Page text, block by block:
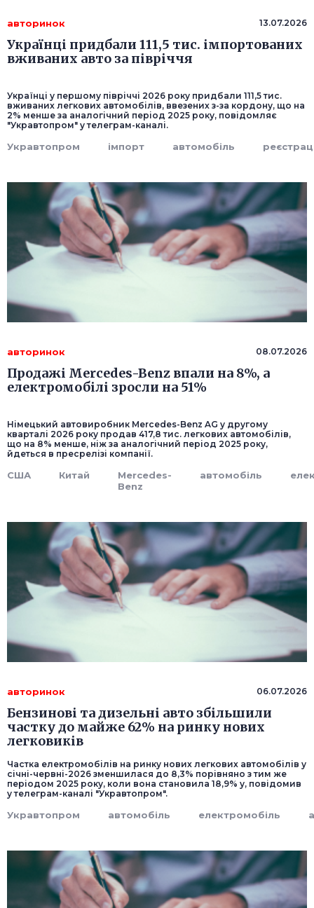
авторинок 13.07.2026
Українці придбали 111,5 тис. імпортованих
вживаних авто за півріччя
Українці у першому півріччі 2026 року придбали 111,5 тис.
вживаних легкових автомобілів, ввезених з-за кордону, що на
2% менше за аналогічний період 2025 року, повідомляє
"Укравтопром" у телеграм-каналі.
Укравтопром імпорт автомобіль
авторинок 08.07.2026
Продажі Mercedes-Benz впали на 8%, а
електромобілі зросли на 51%
Німецький автовиробник Mercedes-Benz AG у другому
кварталі 2026 року продав 417,8 тис. легкових автомобілів,
що на 8% менше, ніж за аналогічний період 2025 року,
йдеться в пресрелізі компанії.
США Китай
Mercedes-
Benz
автомобіль
авторинок 06.07.2026
Бензинові та дизельні авто збільшили
частку до майже 62% на ринку нових
легковиків
Частка електромобілів на ринку нових легкових автомобілів у
січні-червні-2026 зменшилася до 8,3% порівняно з тим же
періодом 2025 року, коли вона становила 18,9% у, повідомив
у телеграм-каналі "Укравтопром".
Укравтопром автомобіль електромобіль